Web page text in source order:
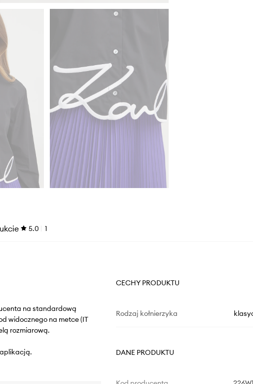
5.0 1
na standardową
widocznego na metce (IT
rozmiarową.
CECHY PRODUKTU
Rodzaj kołnierzyka
DANE PRODUKTU